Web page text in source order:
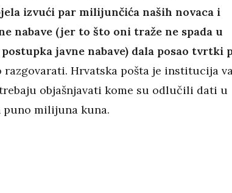
izvući par milijunčića naših novaca i
nabave (jer to što oni traže ne spada u
javne nabave) dala posao tvrtki
razgovarati. Hrvatska pošta je institucija
objašnjavati kome su odlučili dati u
milijuna kuna.